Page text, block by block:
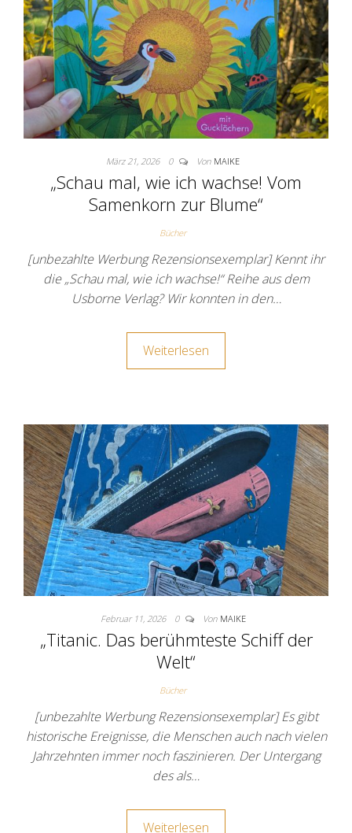
März 21, 2026 0 Von MAIKE
„Schau mal, wie ich wachse! Vom
Samenkorn zur Blume“
Bücher
[unbezahlte Werbung Rezensionsexemplar] Kennt ihr
die „Schau mal, wie ich wachse!“ Reihe aus dem
Usborne Verlag? Wir konnten in den…
Weiterlesen
Februar 11, 2026 0 Von MAIKE
„Titanic. Das berühmteste Schiff der
Welt“
Bücher
[unbezahlte Werbung Rezensionsexemplar] Es gibt
historische Ereignisse, die Menschen auch nach vielen
Jahrzehnten immer noch faszinieren. Der Untergang
des als…
Weiterlesen